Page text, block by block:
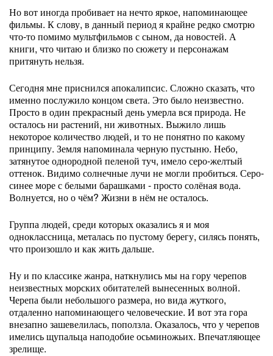
Но вот иногда пробивает на нечто яркое, напоминающее
фильмы. К слову, в данный период я крайне редко смотрю
что-то помимо мультфильмов с сыном, да новостей. А
книги, что читаю и близко по сюжету и персонажам
притянуть нельзя.
Сегодня мне приснился апокалипсис. Сложно сказать, что
именно послужило концом света. Это было неизвестно.
Просто в один прекрасный день умерла вся природа. Не
осталось ни растений, ни животных. Выжило лишь
некоторое количество людей, и то не понятно по какому
принципу. Земля напоминала черную пустыню. Небо,
затянутое однородной пеленой туч, имело серо-желтый
оттенок. Видимо солнечные лучи не могли пробиться. Серо-
синее море с белыми барашками - просто солёная вода.
Волнуется, но о чём? Жизни в нём не осталось.
Группа людей, среди которых оказались я и моя
одноклассница, металась по пустому берегу, силясь понять,
что произошло и как жить дальше.
Ну и по классике жанра, наткнулись мы на гору черепов
неизвестных морских обитателей вынесенных волной.
Черепа были небольшого размера, но вида жуткого,
отдаленно напоминающего человеческие. И вот эта гора
внезапно зашевелилась, поползла. Оказалось, что у черепов
имелись щупальца наподобие осьминожьих. Впечатляющее
зрелище.